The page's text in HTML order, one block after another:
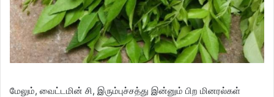
மேலும், வைட்டமின் சி, இரும்புச்சத்து இன்னும் பிற மினரல்கள்